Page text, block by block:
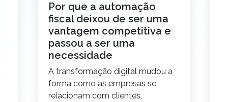
Por que a automação
fiscal deixou de ser uma
vantagem competitiva e
passou a ser uma
necessidade
A transformação digital mudou a
forma como as empresas se
relacionam com clientes,